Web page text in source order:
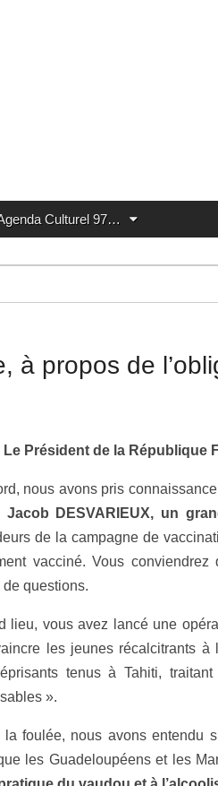
Culturel 97…
propos de
Le Président de la République
nous avons pris
Jacob DESVARIEUX, un
de la campagne de
vacciné. Vous
de questions.
lieu, vous avez lancé une
les jeunes récalcitrants
tenus à Tahiti,
».
la foulée, nous avons entendu
les Guadeloupéens et les